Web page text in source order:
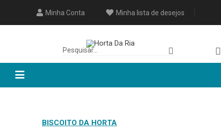
Minha Conta Minha lista de desejos
BISCOITO DA HORTA